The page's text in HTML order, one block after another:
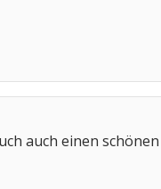
auch einen